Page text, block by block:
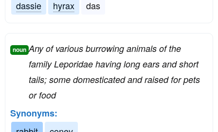
dassie
hyrax das
noun Any of various burrowing animals of the
family Leporidae having long ears and short
tails; some domesticated and raised for pets
or food
Synonyms: